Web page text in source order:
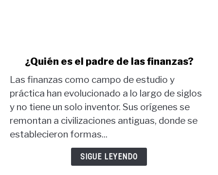
¿Quién
es
el
las
¿Quién es el padre de las finanzas?
Las finanzas como campo de estudio y
práctica han evolucionado a lo largo de siglos
y no tiene un solo inventor. Sus orígenes se
remontan a civilizaciones antiguas, donde se
establecieron formas...
SIGUE LEYENDO